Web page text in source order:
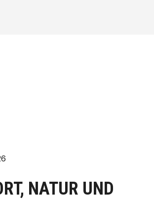
NATUR UND